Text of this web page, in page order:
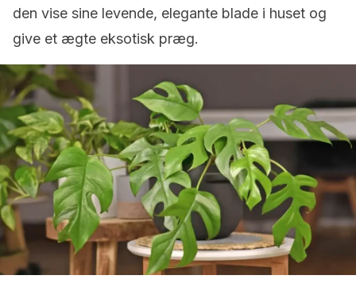
den vise sine levende, elegante blade i huset og
give et ægte eksotisk præg.